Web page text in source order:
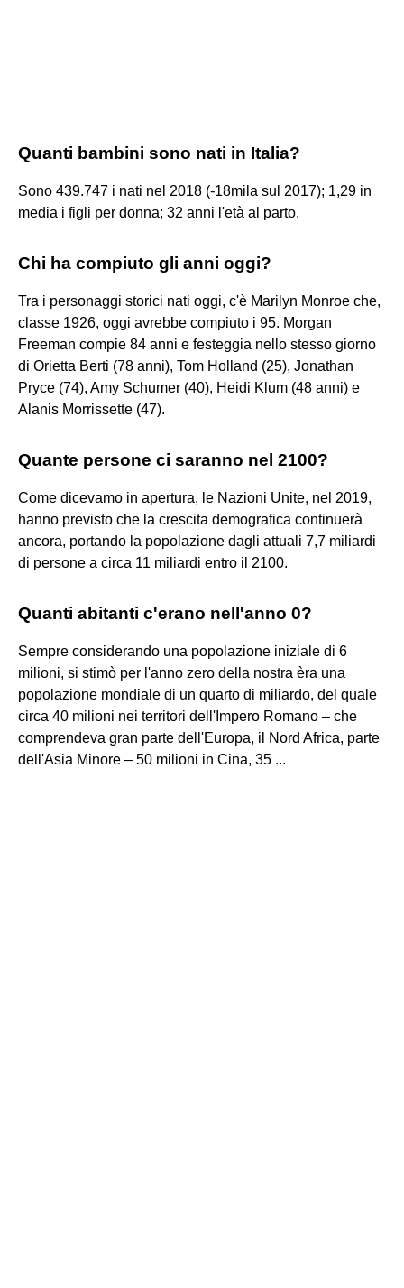
Quanti bambini sono nati in Italia?
Sono 439.747 i nati nel 2018 (-18mila sul 2017); 1,29 in
media i figli per donna; 32 anni l'età al parto.
Chi ha compiuto gli anni oggi?
Tra i personaggi storici nati oggi, c'è Marilyn Monroe che,
classe 1926, oggi avrebbe compiuto i 95. Morgan
Freeman compie 84 anni e festeggia nello stesso giorno
di Orietta Berti (78 anni), Tom Holland (25), Jonathan
Pryce (74), Amy Schumer (40), Heidi Klum (48 anni) e
Alanis Morrissette (47).
Quante persone ci saranno nel 2100?
Come dicevamo in apertura, le Nazioni Unite, nel 2019,
hanno previsto che la crescita demografica continuerà
ancora, portando la popolazione dagli attuali 7,7 miliardi
di persone a circa 11 miliardi entro il 2100.
Quanti abitanti c'erano nell'anno 0?
Sempre considerando una popolazione iniziale di 6
milioni, si stimò per l'anno zero della nostra èra una
popolazione mondiale di un quarto di miliardo, del quale
circa 40 milioni nei territori dell'Impero Romano ‒ che
comprendeva gran parte dell'Europa, il Nord Africa, parte
dell'Asia Minore ‒ 50 milioni in Cina, 35 ...